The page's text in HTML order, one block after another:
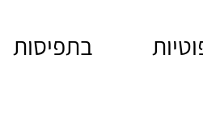
בתפיסות